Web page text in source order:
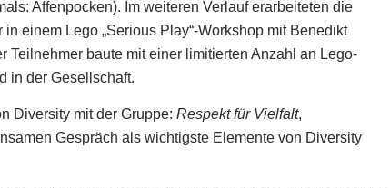
Affenpocken). Im weiteren Verlauf erarbeiteten die
in einem Lego „Serious Play“-Workshop mit Benedikt
Teilnehmer baute mit einer limitierten Anzahl an Lego-
in der Gesellschaft.
Diversity mit der Gruppe: Respekt für Vielfalt,
Gespräch als wichtigste Elemente von Diversity